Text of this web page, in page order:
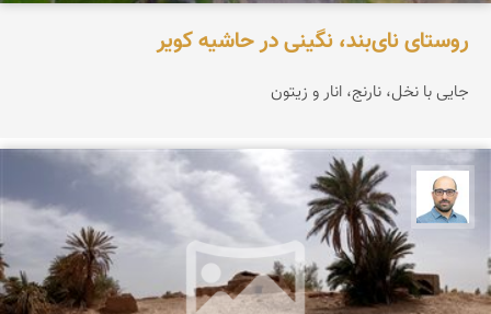
روستای نای‌بند، نگینی در حاشیه کویر
جایی با نخل، نارنج، انار و زیتون
بابک ارجمندی